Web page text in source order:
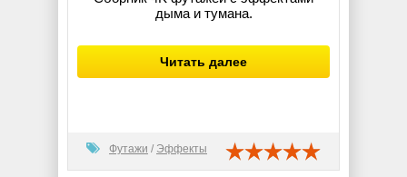
дыма и тумана.
Читать далее
Футажи / Эффекты